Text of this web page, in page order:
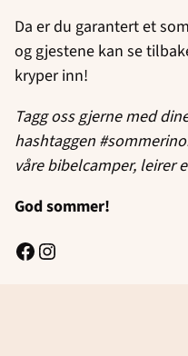
Da er du garantert et
og gjestene kan se
kryper inn!
Tagg oss gjerne med
hashtaggen
våre bibelcamper, leirer
God sommer!
Facebook
Instagram